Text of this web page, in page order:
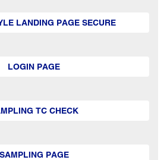
LANDING PAGE SECURE
LOGIN PAGE
TC CHECK
SAMPLING PAGE